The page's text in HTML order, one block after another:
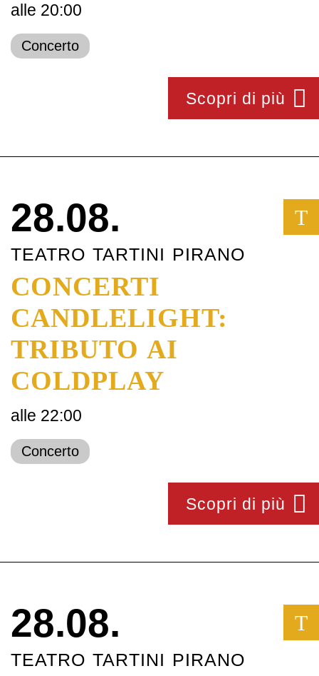
alle 20:00
Concerto
Scopri di più
28.08. T
TEATRO TARTINI PIRANO
CONCERTI
CANDLELIGHT:
TRIBUTO AI
COLDPLAY
alle 22:00
Concerto
Scopri di più
28.08. T
TEATRO TARTINI PIRANO